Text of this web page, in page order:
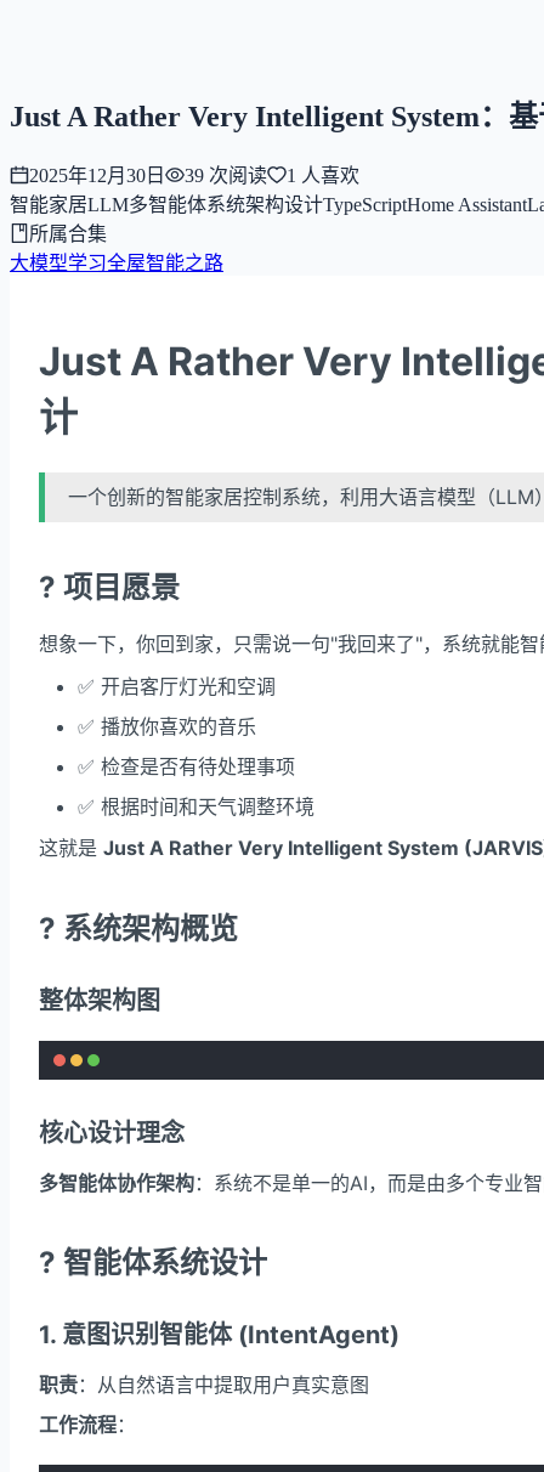
Just A Rather Very Intelligent System：
2025年12月30日 39 次阅读 1 人喜欢
智能家居LLM多智能体系统架构设计TypeScriptHome Assistant
所属合集
大模型学习全屋智能之路
Just A Rather Very
计
一个创新的智能家居控制系统，利用大语言模型（LLM
? 项目愿景
想象一下，你回到家，只需说一句"我回来了"，系统就能智
✅ 开启客厅灯光和空调
✅ 播放你喜欢的音乐
✅ 检查是否有待处理事项
✅ 根据时间和天气调整环境
这就是 Just A Rather Very Intelligent System
?️ 系统架构概览
整体架构图
核心设计理念
多智能体协作架构：系统不是单一的AI，而是由多个专业
? 智能体系统设计
1. 意图识别智能体 (IntentAgent)
职责：从自然语言中提取用户真实意图
工作流程：